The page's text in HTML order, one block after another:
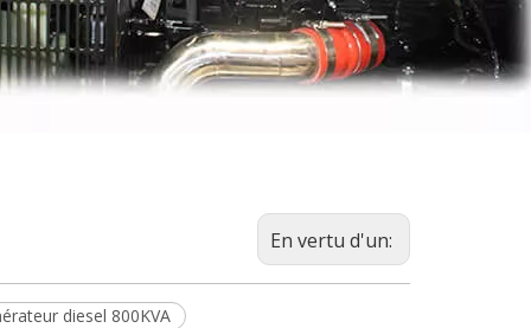
En vertu d'un:
diesel 800KVA